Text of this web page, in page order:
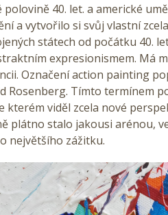
polovině 40. let. a americké
a vytvořilo si svůj vlastní
státech od počátku 40.
expresionismem. Má
Označení action painting
Rosenberg. Tímto termínem
kterém viděl zcela nové
plátno stalo jakousi arénou,
největšího zážitku.